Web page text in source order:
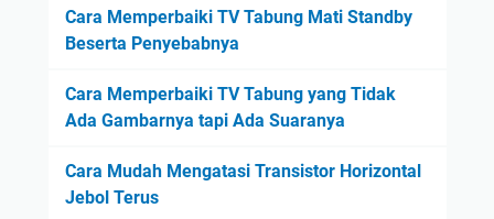
Cara Memperbaiki TV Tabung Mati Standby
Beserta Penyebabnya
Cara Memperbaiki TV Tabung yang Tidak
Ada Gambarnya tapi Ada Suaranya
Cara Mudah Mengatasi Transistor Horizontal
Jebol Terus